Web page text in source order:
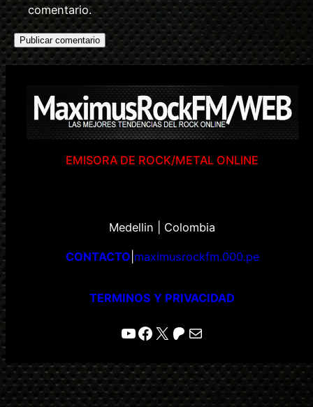
comentario.
EMISORA DE ROCK/METAL ONLINE
Medellin | Colombia
CONTACTO maximusrockfm.000.pe
TERMINOS Y PRIVACIDAD
YouTube
Facebook
X Patreon
Correo electrónico